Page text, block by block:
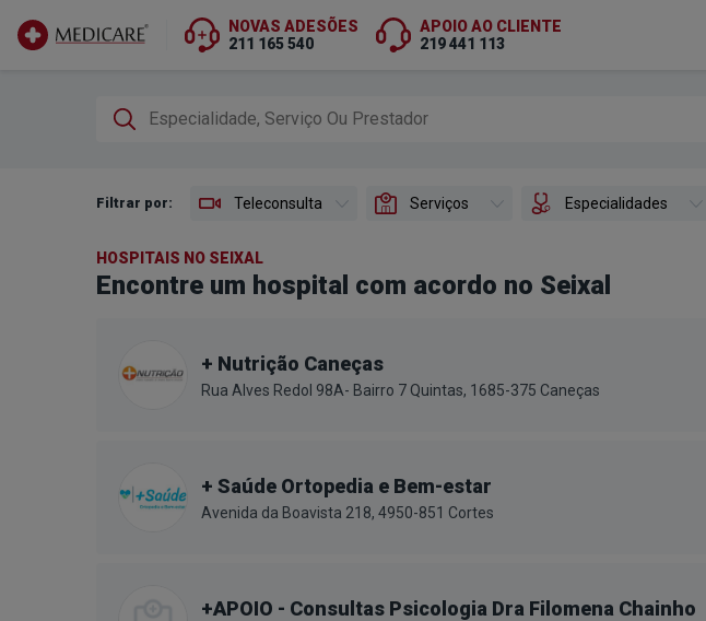
NOVAS ADESÕES
211 165 540
APOIO AO CLIENTE
219 441 113
Filtrar por: Teleconsulta Serviços Especialidades
HOSPITAIS NO SEIXAL
Encontre um hospital com acordo no Seixal
+ Nutrição Caneças
Rua Alves Redol 98A- Bairro 7 Quintas, 1685-375 Caneças
+ Saúde Ortopedia e Bem-estar
Avenida da Boavista 218, 4950-851 Cortes
+APOIO - Consultas Psicologia Dra Filomena Chainho